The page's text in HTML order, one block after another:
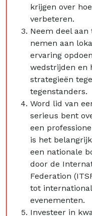
krijgen over
verbeteren.
Neem deel aan
nemen aan
ervaring
wedstrijden en
strategieën
tegenstanders.
Word lid van
serieus bent
een
is het
een nationale
door de
Federation
tot
evenementen.
Investeer in